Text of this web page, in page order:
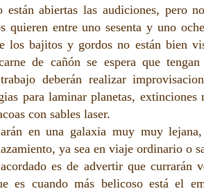
están abiertas las audiciones, pero
quieren entre uno sesenta y uno
los bajitos y gordos no están bien
de cañón se espera que
deberán realizar
para laminar planetas, extinciones
con sables laser.
en una galaxia muy muy
ya sea en viaje ordinario o
es de advertir que currarán
es cuando más belicoso está el